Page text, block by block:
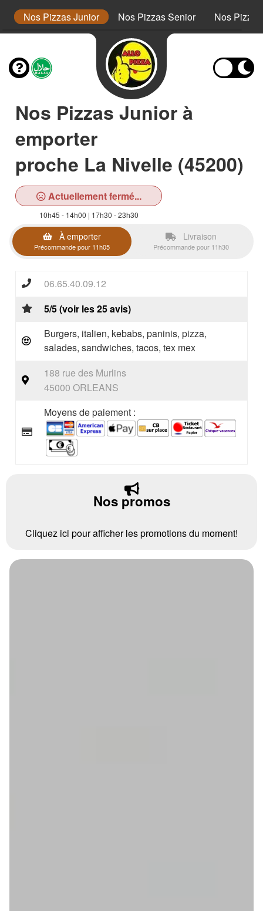
Nos Pizzas Junior Nos Pizzas Senior Nos Pizza
Nos Pizzas Junior à
emporter
proche La Nivelle (45200)
Actuellement fermé...
10h45 - 14h00 | 17h30 - 23h30
À emporter
Précommande pour 11h05
Livraison
Précommande pour 11h30
06.65.40.09.12
5/5 (voir les 25 avis)
Burgers, italien, kebabs, paninis, pizza,
salades, sandwiches, tacos, tex mex
188 rue des Murlins
45000 ORLEANS
Moyens de paiement :
Nos promos
Cliquez ici pour afficher les promotions du moment!